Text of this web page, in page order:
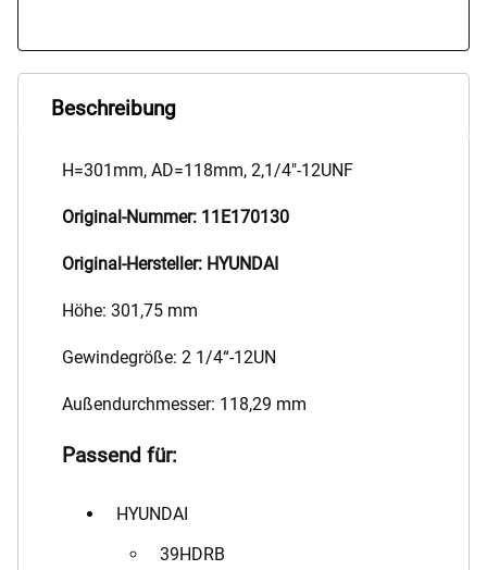
Beschreibung
H=301mm, AD=118mm, 2,1/4"-12UNF
Original-Nummer: 11E170130
Original-Hersteller: HYUNDAI
Höhe: 301,75 mm
Gewindegröße: 2 1/4“-12UN
Außendurchmesser: 118,29 mm
Passend für:
HYUNDAI
39HDRB